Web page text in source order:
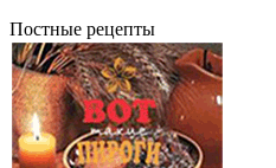
Постные рецепты